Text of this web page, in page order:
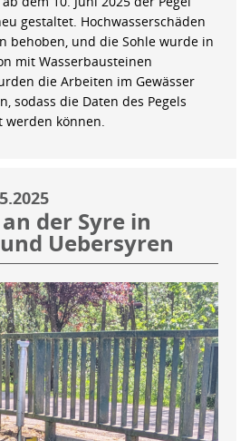
gestaltet. Hochwasserschäden
behoben, und die Sohle wurde in
mit Wasserbausteinen
die Arbeiten im Gewässer
sodass die Daten des Pegels
können.
der Syre in
Uebersyren